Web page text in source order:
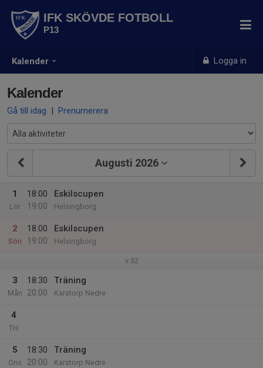
Kalender Logga in
IFK SKÖVDE FOTBOLL
P13
Kalender
Gå till idag | Prenumerera
Augusti 2026
1
Lör
18:00
19:00
Eskilscupen
Helsingborg
2
Sön
18:00
19:00
Eskilscupen
Helsingborg
v.32
3
Mån
18:30
20:00
Träning
Karstorp Nedre
4
Tis
5
Ons
18:30
20:00
Träning
Karstorp Nedre